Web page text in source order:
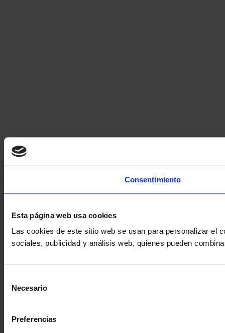
Consentimiento
Esta página web usa cookies
Las cookies de este sitio web se usan para personalizar el
sociales, publicidad y análisis web, quienes pueden
Necesario
Preferencias